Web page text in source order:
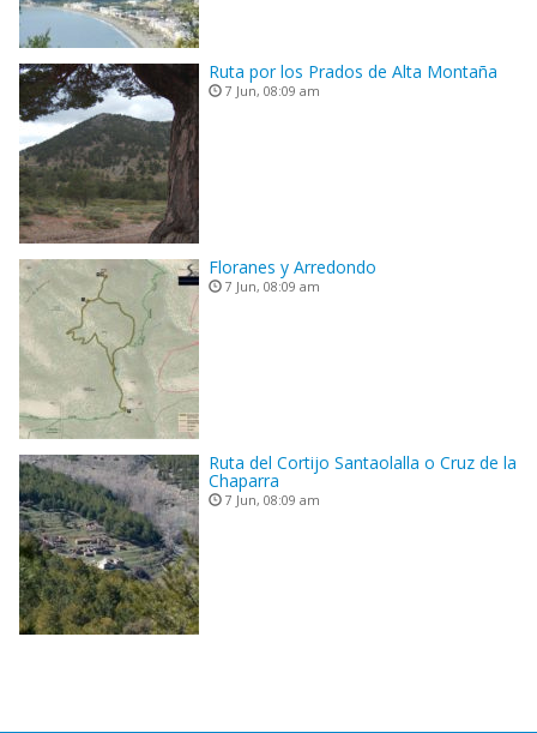
Ruta por los Prados de Alta Montaña
7 Jun, 08:09 am
Floranes y Arredondo
7 Jun, 08:09 am
Ruta del Cortijo Santaolalla o Cruz de la
Chaparra
7 Jun, 08:09 am